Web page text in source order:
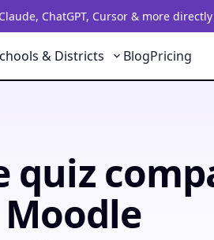
ChatGPT, Cursor & more
& Districts BlogPricing
quiz
Moodle